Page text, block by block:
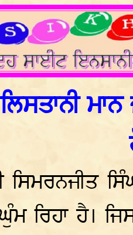
ਸਿਮਰਨਜੀਤ
ਰਿਹਾ ਹੈ।